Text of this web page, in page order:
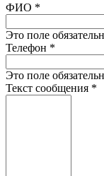
ФИО *
Это поле
Телефон *
Это поле
Текст сообщения *